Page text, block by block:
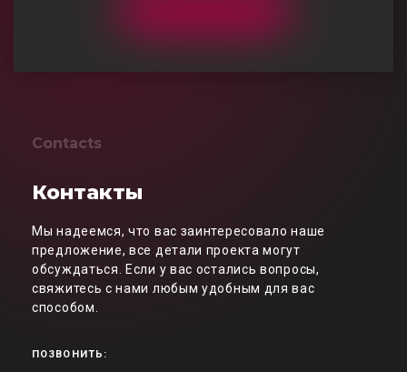
Contacts
Контакты
Мы надеемся, что вас заинтересовало наше
предложение, все детали проекта могут
обсуждаться. Если у вас остались вопросы,
свяжитесь с нами любым удобным для вас
способом.
ПОЗВОНИТЬ: